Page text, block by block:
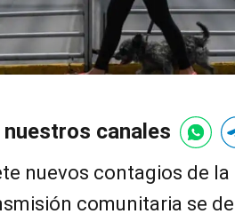
canales
nuevos contagios de la
comunitaria se